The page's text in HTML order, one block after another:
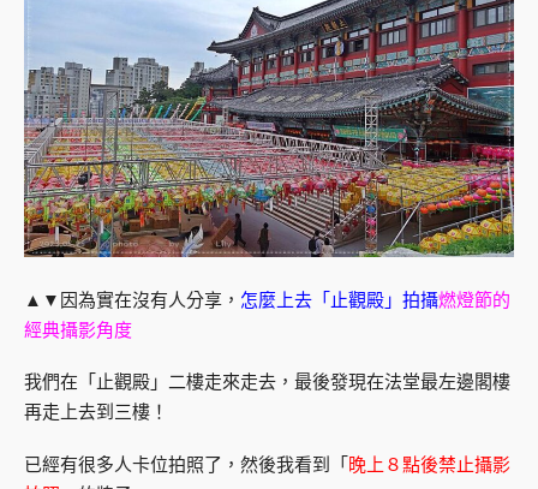
▲▼因為實在沒有人分享， 怎麼上去「止觀殿」拍攝燃燈節的
經典攝影角度
我們在「止觀殿」二樓走來走去，最後發現在法堂最左邊閣樓
再走上去到三樓！
已經有很多人卡位拍照了，然後我看到「 晚上８點後禁止攝影